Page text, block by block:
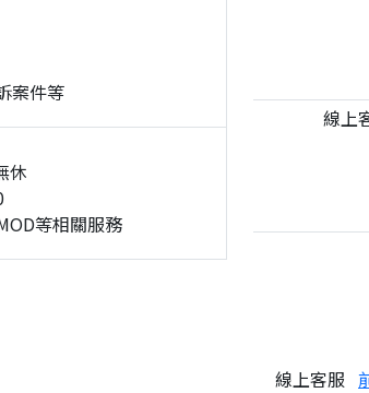
案件等
休
等相關服務
線上
線上客服